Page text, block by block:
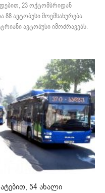
23 ოქტომბრიდან
ავტობუსი მოემსახურება.
ავტობუსი იმოძრავებს.
54 ახალი